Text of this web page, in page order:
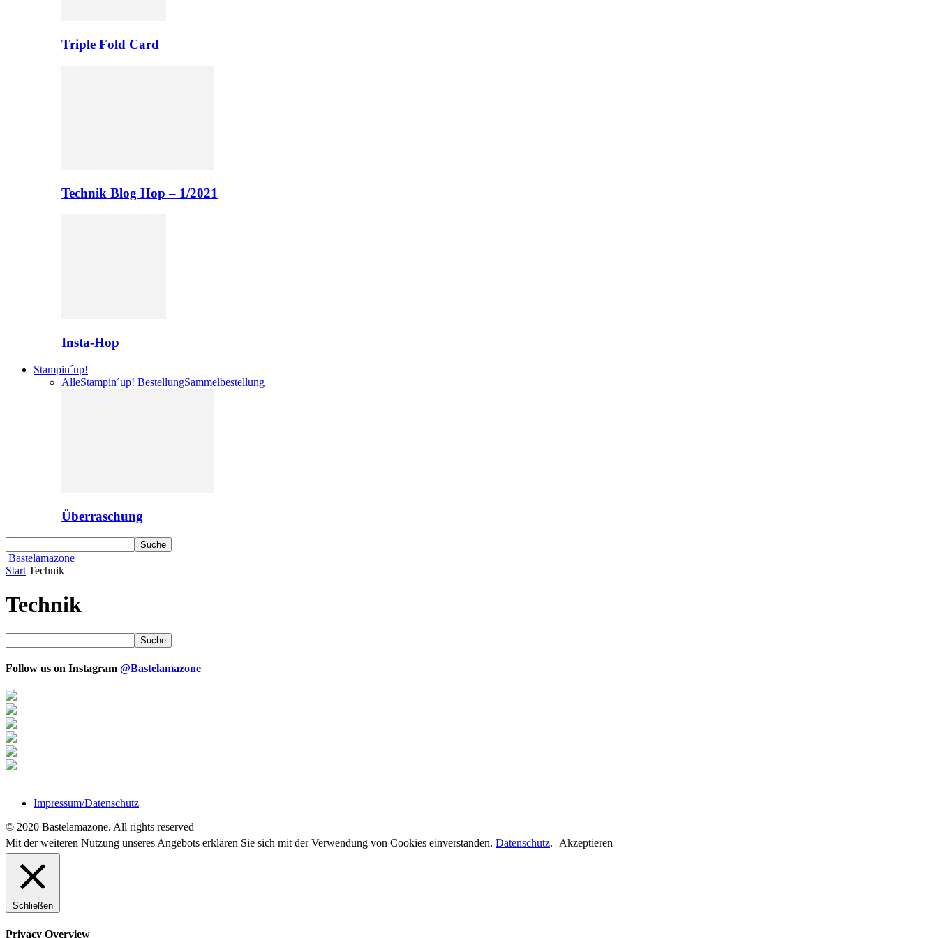
Triple Fold Card
Technik Blog Hop – 1/2021
Insta-Hop
Stampin´up!
AlleStampin´up! BestellungSammelbestellung
Überraschung
Bastelamazone
Start Technik
Technik
Follow us on Instagram @Bastelamazone
Impressum/Datenschutz
© 2020 Bastelamazone. All rights reserved
Mit der weiteren Nutzung unseres Angebots erklären Sie sich mit der Verwendung von Cookies einverstanden. Datenschutz. Akzeptieren
Schließen
Privacy Overview